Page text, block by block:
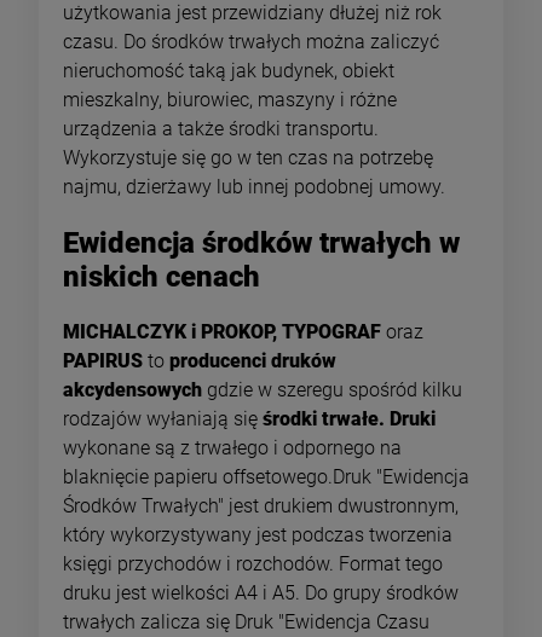
użytkowania jest przewidziany dłużej niż rok
czasu. Do środków trwałych można zaliczyć
nieruchomość taką jak budynek, obiekt
mieszkalny, biurowiec, maszyny i różne
urządzenia a także środki transportu.
Wykorzystuje się go w ten czas na potrzebę
najmu, dzierżawy lub innej podobnej umowy.
Ewidencja środków trwałych w
niskich cenach
MICHALCZYK i PROKOP, TYPOGRAF oraz
PAPIRUS to producenci druków
akcydensowych gdzie w szeregu spośród kilku
rodzajów wyłaniają się środki trwałe. Druki
wykonane są z trwałego i odpornego na
blaknięcie papieru offsetowego.Druk "Ewidencja
Środków Trwałych" jest drukiem dwustronnym,
który wykorzystywany jest podczas tworzenia
księgi przychodów i rozchodów. Format tego
druku jest wielkości A4 i A5. Do grupy środków
trwałych zalicza się Druk "Ewidencja Czasu